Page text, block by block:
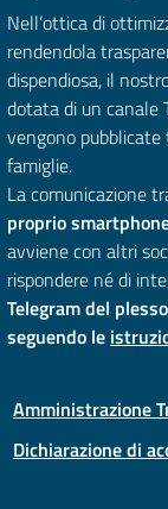
Nell’ottica di
rendendola
dispendiosa, il
dotata di un canale
vengono
famiglie.
La comunicazione
proprio
avviene con altri
rispondere né di
Telegram del
seguendo le
Amministrazione
Dichiarazione di